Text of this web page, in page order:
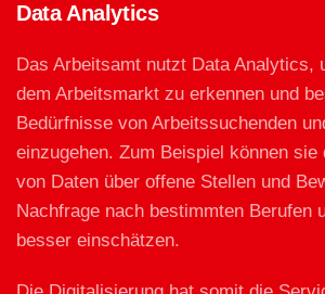
Data Analytics
Das Arbeitsamt nutzt Data Analytics,
dem Arbeitsmarkt zu erkennen und
Bedürfnisse von Arbeitssuchenden
einzugehen. Zum Beispiel können sie
von Daten über offene Stellen und
Nachfrage nach bestimmten Berufen
besser einschätzen.